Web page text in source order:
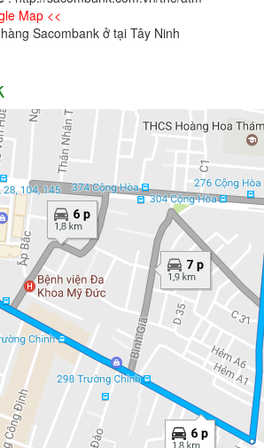
Map <<
Sacombank ở tại Tây Ninh